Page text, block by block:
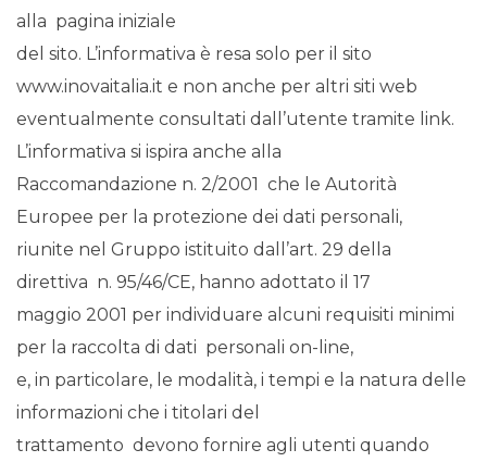
alla pagina iniziale
del sito. L’informativa è resa solo per il sito
www.inovaitalia.it e non anche per altri siti web
eventualmente consultati dall’utente tramite link.
L’informativa si ispira anche alla
Raccomandazione n. 2/2001 che le Autorità
Europee per la protezione dei dati personali,
riunite nel Gruppo istituito dall’art. 29 della
direttiva n. 95/46/CE, hanno adottato il 17
maggio 2001 per individuare alcuni requisiti minimi
per la raccolta di dati personali on-line,
e, in particolare, le modalità, i tempi e la natura delle
informazioni che i titolari del
trattamento devono fornire agli utenti quando